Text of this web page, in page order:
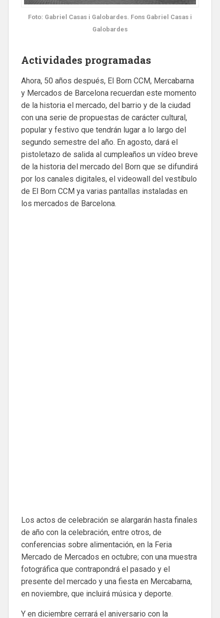
Foto: Gabriel Casas i Galobardes. Fons Gabriel Casas i
Galobardes
Actividades programadas
Ahora, 50 años después, El Born CCM, Mercabarna
y Mercados de Barcelona recuerdan este momento
de la historia el mercado, del barrio y de la ciudad
con una serie de propuestas de carácter cultural,
popular y festivo que tendrán lugar a lo largo del
segundo semestre del año. En agosto, dará el
pistoletazo de salida al cumpleaños un vídeo breve
de la historia del mercado del Born que se difundirá
por los canales digitales, el videowall del vestíbulo
de El Born CCM ya varias pantallas instaladas en
los mercados de Barcelona.
Los actos de celebración se alargarán hasta finales
de año con la celebración, entre otros, de
conferencias sobre alimentación, en la Feria
Mercado de Mercados en octubre; con una muestra
fotográfica que contrapondrá el pasado y el
presente del mercado y una fiesta en Mercabarna,
en noviembre, que incluirá música y deporte.
Y en diciembre cerrará el aniversario con la